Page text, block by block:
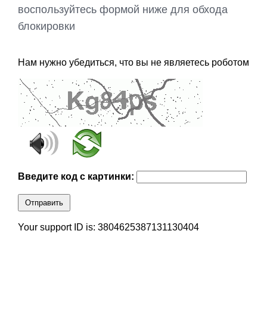
воспользуйтесь формой ниже для обхода
блокировки
Нам нужно убедиться, что вы не являетесь роботом
Введите код с картинки:
Отправить
Your support ID is: 3804625387131130404